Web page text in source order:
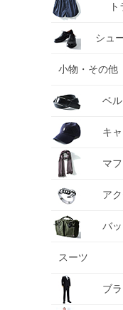
シュ
小物・その他
ベ
キ
マ
ア
バ
スーツ
ブ